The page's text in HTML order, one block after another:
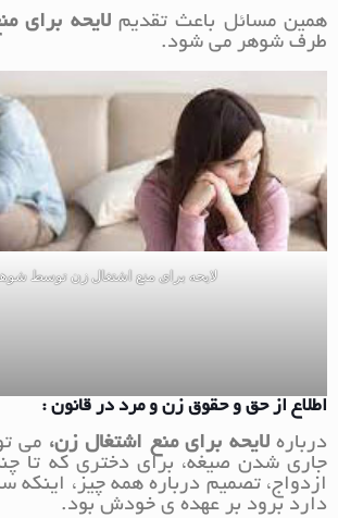
همین مسائل باعث تقدیملایحه برای
طرف شوهر می شود.
لایحه برای منع اشتغال زن توسط
اطلاع از حق و حقوق زن و مرد در قانون :
درباره لایحه برای منع اشتغال زن، می
جاری شدن صیغه، برای دختری که تا
ازدواج، تصمیم درباره همه چیز،
دارد برود بر عهده ی خودش بود.